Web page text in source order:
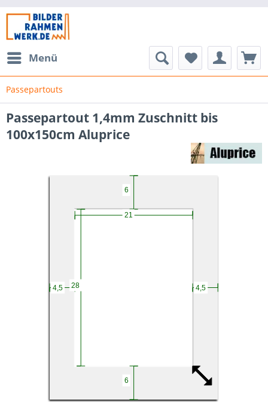
Menü
Passepartouts
Passepartout 1,4mm Zuschnitt bis
100x150cm Aluprice